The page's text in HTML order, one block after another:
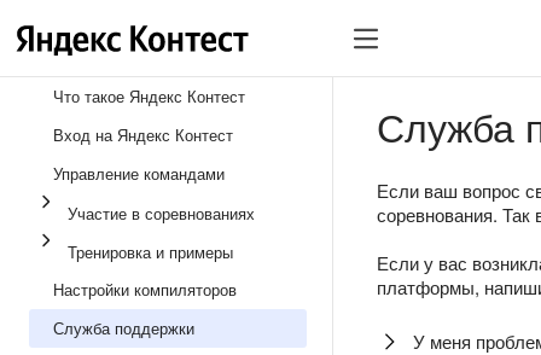
Что такое Яндекс Контест
Вход на Яндекс Контест
Управление командами
Участие в соревнованиях
Тренировка и примеры
Настройки компиляторов
Служба поддержки
Служба
Если ваш вопрос
соревнования. Так
Если у вас
платформы,
У меня